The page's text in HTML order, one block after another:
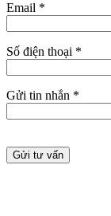
Email *
Số điện thoại *
Gửi tin nhắn *